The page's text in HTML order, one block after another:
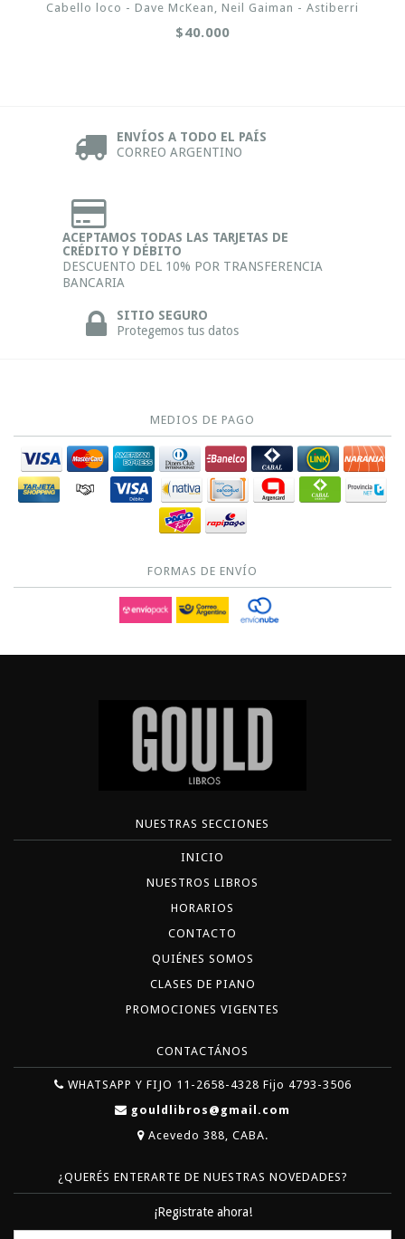
Cabello loco - Dave McKean, Neil Gaiman - Astiberri
$40.000
ENVÍOS A TODO EL PAÍS
CORREO ARGENTINO
ACEPTAMOS TODAS LAS TARJETAS DE
CRÉDITO Y DÉBITO
DESCUENTO DEL 10% POR TRANSFERENCIA
BANCARIA
SITIO SEGURO
Protegemos tus datos
MEDIOS DE PAGO
FORMAS DE ENVÍO
NUESTRAS SECCIONES
INICIO
NUESTROS LIBROS
HORARIOS
CONTACTO
QUIÉNES SOMOS
CLASES DE PIANO
PROMOCIONES VIGENTES
CONTACTÁNOS
WHATSAPP Y FIJO 11-2658-4328 Fijo 4793-3506
gouldlibros@gmail.com
Acevedo 388, CABA.
¿QUERÉS ENTERARTE DE NUESTRAS NOVEDADES?
¡Registrate ahora!